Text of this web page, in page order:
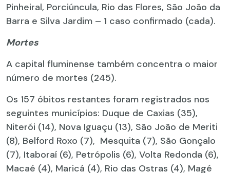
Pinheiral, Porciúncula, Rio das Flores, São João da
Barra e Silva Jardim – 1 caso confirmado (cada).
Mortes
A capital fluminense também concentra o maior
número de mortes (245).
Os 157 óbitos restantes foram registrados nos
seguintes municípios: Duque de Caxias (35),
Niterói (14), Nova Iguaçu (13), São João de Meriti
(8), Belford Roxo (7), Mesquita (7), São Gonçalo
(7), Itaboraí (6), Petrópolis (6), Volta Redonda (6),
Macaé (4), Maricá (4), Rio das Ostras (4), Magé